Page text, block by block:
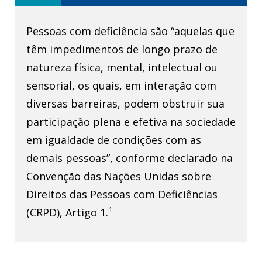
Pessoas com deficiência são “aquelas que
têm impedimentos de longo prazo de
natureza física, mental, intelectual ou
sensorial, os quais, em interação com
diversas barreiras, podem obstruir sua
participação plena e efetiva na sociedade
em igualdade de condições com as
demais pessoas”, conforme declarado na
Convenção das Nações Unidas sobre
Direitos das Pessoas com Deficiências
(CRPD), Artigo 1.1